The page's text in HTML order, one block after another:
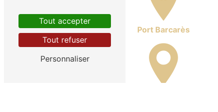
Port Leucate Port Barcarès
Tout accepter
Tout refuser
Personnaliser